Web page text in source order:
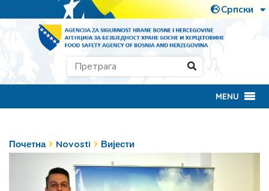
MENU
Почетна Novosti Вијести